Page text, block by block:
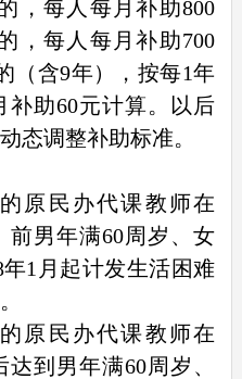
，每人每月补助800
，每人每月补助700
（含9年），按每1年
补助60元计算。以后
态调整补助标准。
民办代课教师在
前男年满60周岁、女
1月起计发生活困难
民办代课教师在
到男年满60周岁、